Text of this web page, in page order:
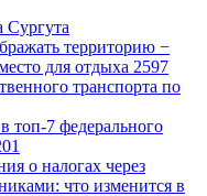
Сургута
территорию −
для отдыха 2597
транспорта по
7 федерального
о налогах через
что изменится в